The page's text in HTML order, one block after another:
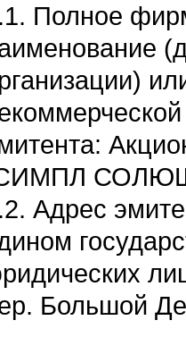
Полное
Адрес
Большой